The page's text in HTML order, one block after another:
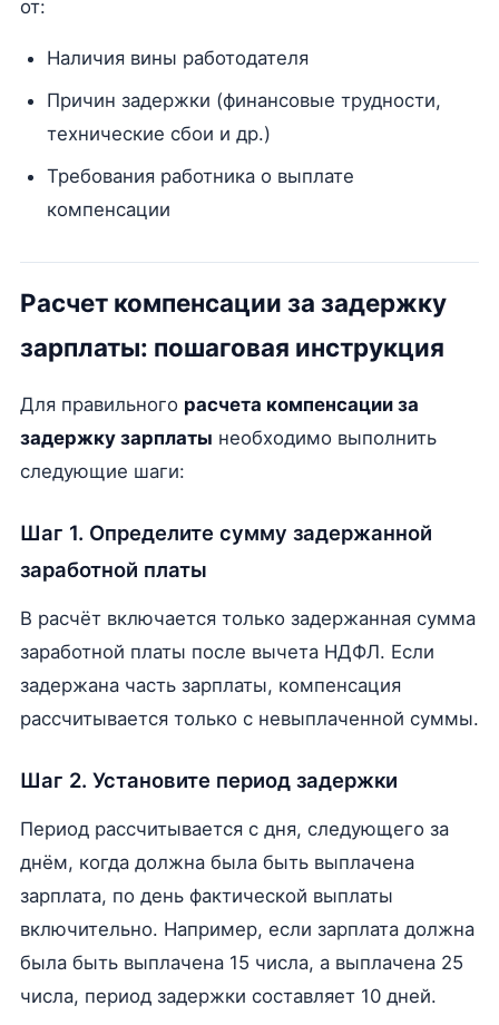
от:
Наличия вины работодателя
Причин задержки (финансовые трудности,
технические сбои и др.)
Требования работника о выплате
компенсации
Расчет компенсации за задержку
зарплаты: пошаговая инструкция
Для правильного расчета компенсации за
задержку зарплаты необходимо выполнить
следующие шаги:
Шаг 1. Определите сумму задержанной
заработной платы
В расчёт включается только задержанная сумма
заработной платы после вычета НДФЛ. Если
задержана часть зарплаты, компенсация
рассчитывается только с невыплаченной суммы.
Шаг 2. Установите период задержки
Период рассчитывается с дня, следующего за
днём, когда должна была быть выплачена
зарплата, по день фактической выплаты
включительно. Например, если зарплата должна
была быть выплачена 15 числа, а выплачена 25
числа, период задержки составляет 10 дней.